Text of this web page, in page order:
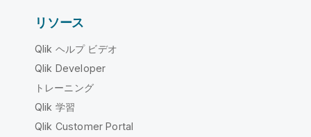
リソース
Qlik ヘルプ ビデオ
Qlik Developer
トレーニング
Qlik 学習
Qlik Customer Portal